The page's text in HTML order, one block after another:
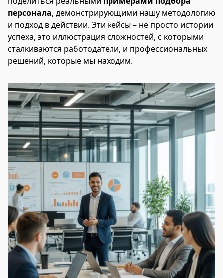
персонала, демонстрирующими нашу методологию
и подход в действии. Эти кейсы – не просто истории
успеха, это иллюстрация сложностей, с которыми
сталкиваются работодатели, и профессиональных
решений, которые мы находим.